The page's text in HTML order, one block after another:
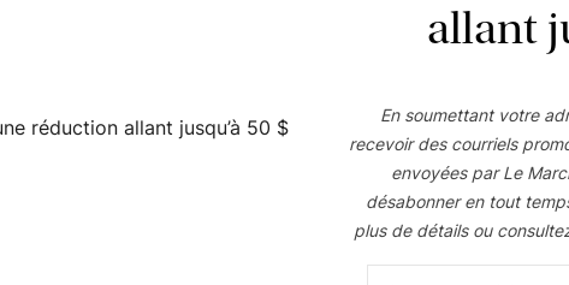
note conviviale à toute pièce. Faits sur mesure avec du bois de
neutres comme « Golden Oak », « Mahogany », « Walnut », «
de basculement au moyen de la motorisation, d’un cordon ou
écologiques. Ceux-ci sont faits à 100 % de bois de tilleul séché
rayons UV.
allant
En soumettant votre
recevoir des courriels
envoyées par Le
désabonner en tout
plus de détails ou